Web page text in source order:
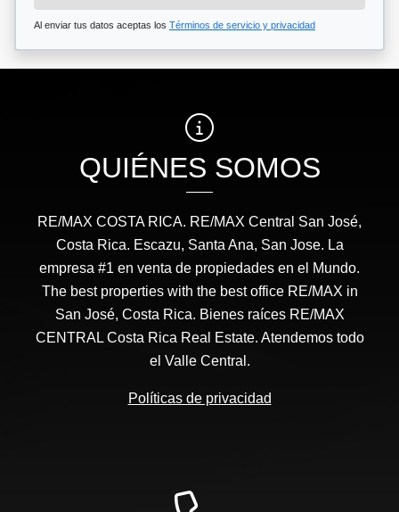
Al enviar tus datos aceptas los Términos de servicio y privacidad
QUIÉNES SOMOS
RE/MAX COSTA RICA. RE/MAX Central San José,
Costa Rica. Escazu, Santa Ana, San Jose. La
empresa #1 en venta de propiedades en el Mundo.
The best properties with the best office RE/MAX in
San José, Costa Rica. Bienes raíces RE/MAX
CENTRAL Costa Rica Real Estate. Atendemos todo
el Valle Central.
Políticas de privacidad